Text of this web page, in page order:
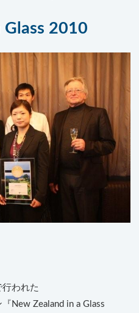
Glass 2010
われた
New Zealand in a Glass